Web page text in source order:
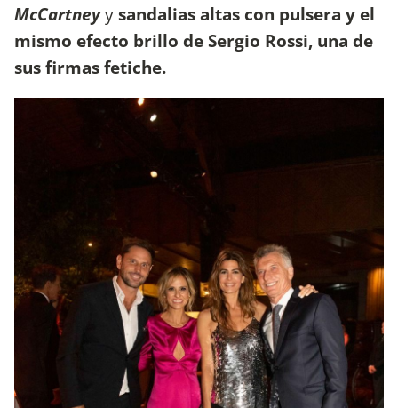
McCartneyysandalias altas con pulsera y el
mismo efecto brillo de Sergio Rossi, una de
sus firmas fetiche.